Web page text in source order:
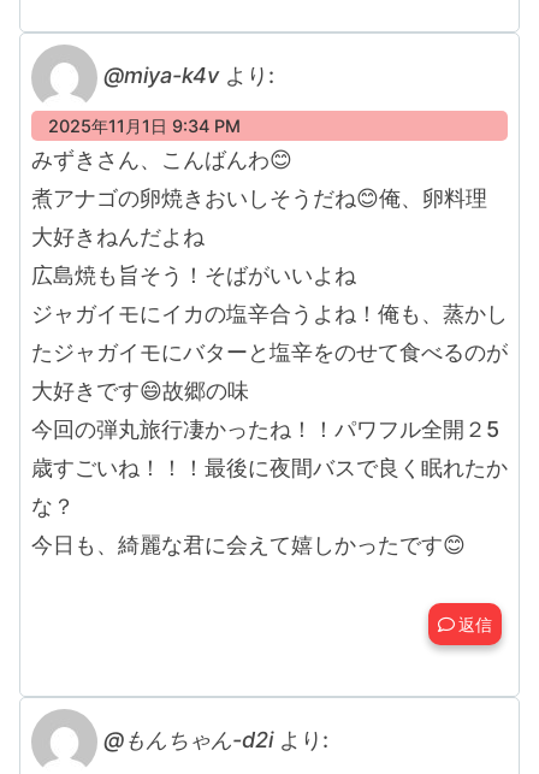
@miya-k4v より:
2025年11月1日 9:34 PM
みずきさん、こんばんわ😊
煮アナゴの卵焼きおいしそうだね😊俺、卵料理
大好きねんだよね
広島焼も旨そう！そばがいいよね
ジャガイモにイカの塩辛合うよね！俺も、蒸かし
たジャガイモにバターと塩辛をのせて食べるのが
大好きです😄故郷の味
今回の弾丸旅行凄かったね！！パワフル全開２5
歳すごいね！！！最後に夜間バスで良く眠れたか
な？
今日も、綺麗な君に会えて嬉しかったです😊
返信
@もんちゃん-d2i より: